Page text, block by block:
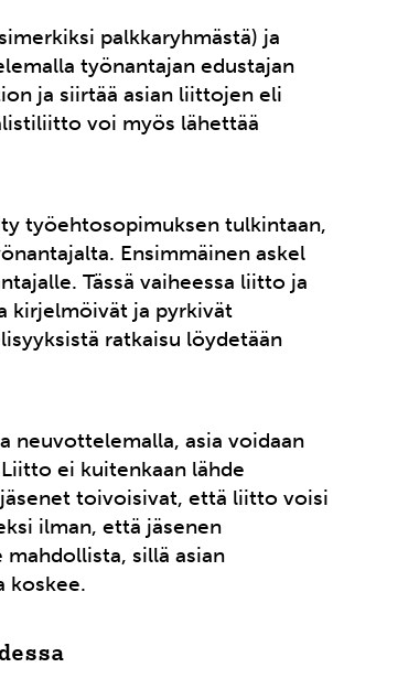
palkkaryhmästä) ja
työnantajan edustajan
ja siirtää asian liittojen eli
voi myös lähettää
työehtosopimuksen tulkintaan,
Ensimmäinen askel
Tässä vaiheessa liitto ja
kirjelmöivät ja pyrkivät
ratkaisu löydetään
neuvottelemalla, asia voidaan
ei kuitenkaan lähde
toivoisivat, että liitto voisi
ilman, että jäsenen
sillä asian
koskee.